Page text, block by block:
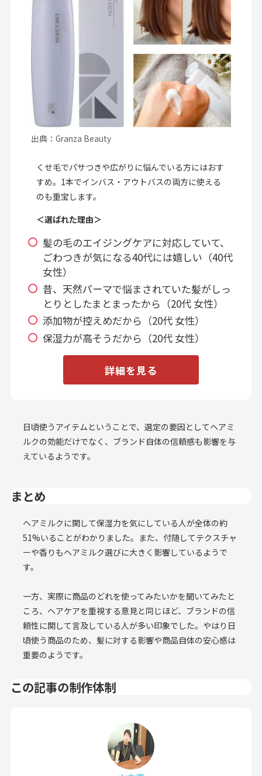
出典：Granza Beauty
くせ毛でパサつきや広がりに悩んでいる方にはおす
すめ。1本でインバス・アウトバスの両方に使える
のも重宝します。
＜選ばれた理由＞
髪の毛のエイジングケアに対応していて、
ごわつきが気になる40代には嬉しい（40代
女性）
昔、天然パーマで悩まされていた髪がしっ
とりとしたまとまったから（20代 女性）
添加物が控えめだから（20代 女性）
保湿力が高そうだから（20代 女性）
詳細を見る
日頃使うアイテムということで、選定の要因としてヘアミ
ルクの効能だけでなく、ブランド自体の信頼感も影響を与
えているようです。
まとめ
ヘアミルクに関して保湿力を気にしている人が全体の約
51%いることがわかりました。また、付随してテクスチャ
ーや香りもヘアミルク選びに大きく影響しているようで
す。
一方、実際に商品のどれを使ってみたいかを聞いてみたと
ころ、ヘアケアを重視する意見と同じほど、ブランドの信
頼性に関して言及している人が多い印象でした。やはり日
頃使う商品のため、髪に対する影響や商品自体の安心感は
重要のようです。
この記事の制作体制